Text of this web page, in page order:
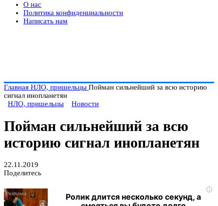
О нас
Политика конфиденциальности
Написать нам
Главная НЛО, пришельцы Пойман сильнейший за всю историю
сигнал инопланетян
НЛО, пришельцы
Новости
Пойман сильнейший за всю
историю сигнал инопланетян
22.11.2019
Поделитесь
i
Ролик длится несколько секунд, а